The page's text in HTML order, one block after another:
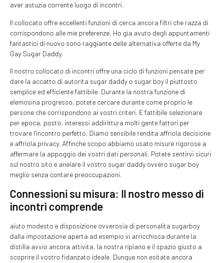
aver astuzia corrente luogo di incontri.
Il collocato offre eccellenti funzioni di cerca ancora filtri che razza di
corrispondono alle mie preferenze. Ho gia avuto degli appuntamenti
fantastici di nuovo sono raggiante delle alternativa offerte da My
Gay Sugar Daddy.
Il nostro collocato di incontri offre una ciclo di funzioni pensate per
dare la accatto di autorita sugar daddy o sugar boy il piuttosto
semplice ed efficiente fattibile. Durante la nostra funzione di
elemosina progresso, potete cercare durante come proprio le
persone che corrispondono ai vostri criteri. E fattibile selezionare
per epoca, posto, interessi addirittura molti gente fattori per
trovare l’incontro perfetto. Diamo sensibile rendita affriola decisione
e affriola privacy. Affinche scopo abbiamo usato misure rigorose a
affermare la appoggio dei vostri dati personali. Potete sentirvi sicuri
sul nostro sito e anelare il vostro sugar daddy ovvero sugar boy
meglio senza contare preoccupazioni.
Connessioni su misura: Il nostro messo di
incontri comprende
aiuto modesto e disposizione ovverosia di personalita sugarboy
dalla impostazione aperta ad esempio vi arricchisca durante la
distilla avvio ancora attivita, la nostra ripiano e il spazio giusto a
scoprire il vostro fidanzato ideale. Dunque non esitate ancora